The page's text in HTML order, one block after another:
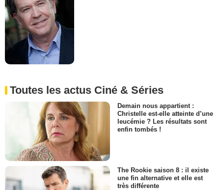
Toutes les actus Ciné & Séries
Demain nous appartient :
Christelle est-elle atteinte d’une
leucémie ? Les résultats sont
enfin tombés !
The Rookie saison 8 : il existe
une fin alternative et elle est
très différente